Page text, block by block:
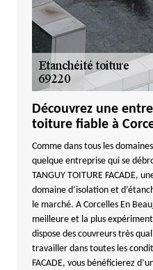
Découvrez une
toiture fiable à
Comme dans tous les
quelque entreprise qui se
TANGUY TOITURE FACADE,
domaine d’isolation et
le marché. A Corcelles En
meilleure et la plus
dispose des couvreurs très
travailler dans toutes les
FACADE, vous bénéficierez